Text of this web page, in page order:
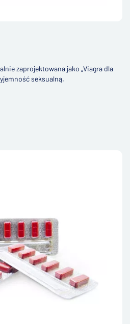
zaprojektowana jako „Viagra dla
seksualną.